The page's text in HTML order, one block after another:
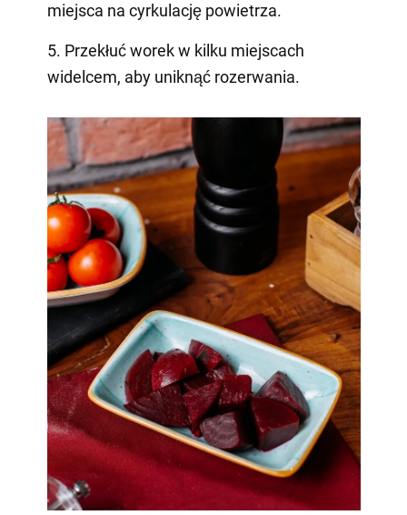
miejsca na cyrkulację powietrza.
5. Przekłuć worek w kilku miejscach
widelcem, aby uniknąć rozerwania.